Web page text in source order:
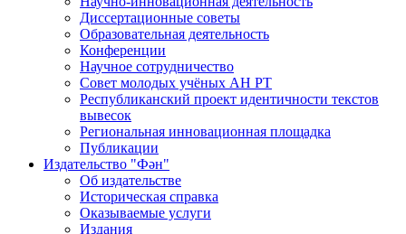
Диссертационные советы
Образовательная деятельность
Конференции
Научное сотрудничество
Совет молодых учёных АН РТ
Республиканский проект идентичности текстов
вывесок
Региональная инновационная площадка
Публикации
Издательство "Фән"
Об издательстве
Историческая справка
Оказываемые услуги
Издания